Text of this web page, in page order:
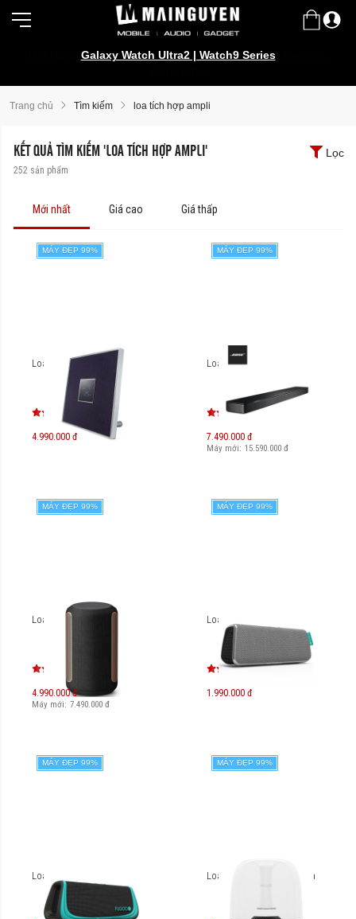
Galaxy Watch Ultra2 | Watch9 Series
Trang chủ Tìm kiếm loa tích hợp ampli
KẾT QUẢ TÌM KIẾM 'LOA TÍCH HỢP AMPLI'
252 sản phẩm
Lọc
Mới nhất Giá cao Giá thấp
MÁY ĐẸP 99%
Loa Yamaha ISX-80
4.990.000 đ
MÁY ĐẸP 99%
Loa Bose Soundbar 500
7.490.000 đ
Máy mới: 15.590.000 đ
MÁY ĐẸP 99%
Loa Sony SRS-RA3000
4.990.000 đ
Máy mới: 7.490.000 đ
MÁY ĐẸP 99%
Loa FuGoo Style
1.990.000 đ
MÁY ĐẸP 99%
Loa FuGoo Sport
MÁY ĐẸP 99%
Loa Harman Kardon Aura